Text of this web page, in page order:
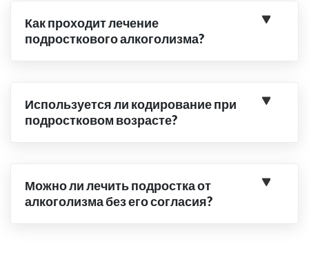
Как проходит лечение
подросткового алкоголизма?
Используется ли кодирование при
подростковом возрасте?
Можно ли лечить подростка от
алкоголизма без его согласия?